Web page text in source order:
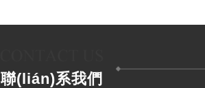
聯(lián)系我們